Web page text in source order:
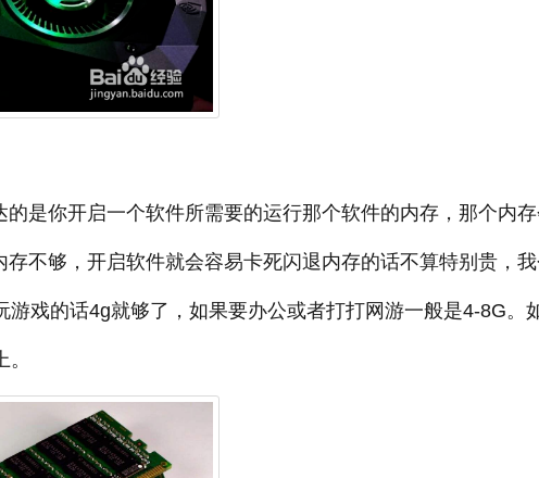
是你开启一个软件所需要的运行那个软件的内存，那个内
不够，开启软件就会容易卡死闪退内存的话不算特别贵，
游戏的话4g就够了，如果要办公或者打打网游一般是4-8G。